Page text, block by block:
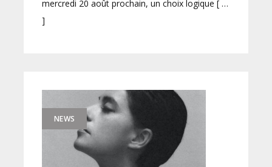
mercredi 20 août prochain, un choix logique [ …
]
NEWS